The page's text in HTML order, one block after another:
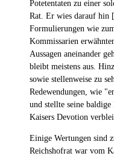
Potetentaten zu einer
Rat. Er wies darauf hin
Formulierungen wie
Kommissarien
Aussagen aneinander
bleibt meistens aus.
sowie stellenweise zu
Redewendungen, wie
und stellte seine
Kaisers Devotion
Einige Wertungen sind
Reichshofrat war vom